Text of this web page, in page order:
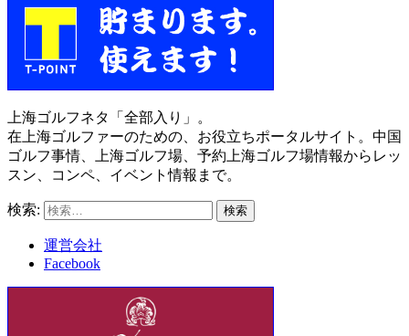
上海ゴルフネタ「全部入り」。
在上海ゴルファーのための、お役立ちポータルサイト。中国
ゴルフ事情、上海ゴルフ場、予約上海ゴルフ場情報からレッ
スン、コンペ、イベント情報まで。
検索:
運営会社
Facebook